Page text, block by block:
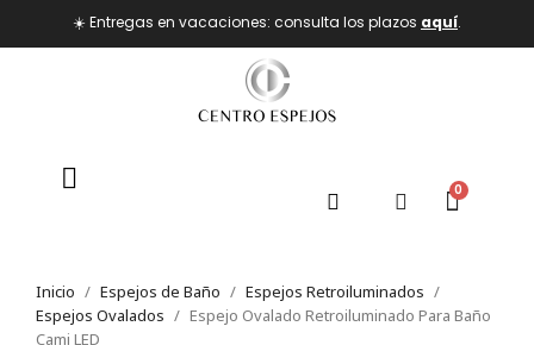
☀️ Entregas en vacaciones: consulta los plazos aquí.
Inicio Espejos de Baño
Espejos Retroiluminados
Espejos Ovalados
Espejo Ovalado Retroiluminado Para Baño
Cami LED